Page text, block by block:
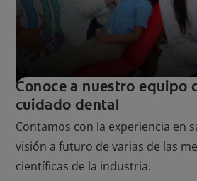
Conoce a nuestro equipo
cuidado dental
Contamos con la experiencia en
visión a futuro de varias de las
científicas de la industria.